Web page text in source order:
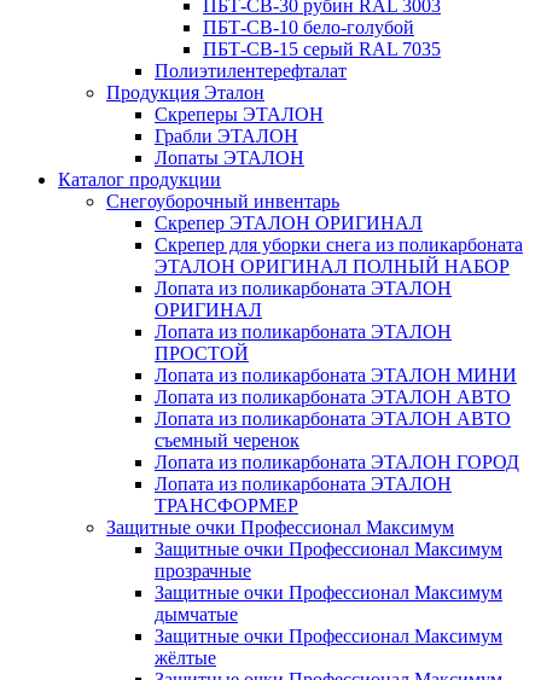
ПБТ-СВ-30 рубин RAL 3003
ПБТ-СВ-10 бело-голубой
ПБТ-СВ-15 серый RAL 7035
Полиэтилентерефталат
Продукция Эталон
Скреперы ЭТАЛОН
Грабли ЭТАЛОН
Лопаты ЭТАЛОН
Каталог продукции
Снегоуборочный инвентарь
Скрепер ЭТАЛОН ОРИГИНАЛ
Скрепер для уборки снега из поликарбоната
ЭТАЛОН ОРИГИНАЛ ПОЛНЫЙ НАБОР
Лопата из поликарбоната ЭТАЛОН
ОРИГИНАЛ
Лопата из поликарбоната ЭТАЛОН
ПРОСТОЙ
Лопата из поликарбоната ЭТАЛОН МИНИ
Лопата из поликарбоната ЭТАЛОН АВТО
Лопата из поликарбоната ЭТАЛОН АВТО
съемный черенок
Лопата из поликарбоната ЭТАЛОН ГОРОД
Лопата из поликарбоната ЭТАЛОН
ТРАНСФОРМЕР
Защитные очки Профессионал Максимум
Защитные очки Профессионал Максимум
прозрачные
Защитные очки Профессионал Максимум
дымчатые
Защитные очки Профессионал Максимум
жёлтые